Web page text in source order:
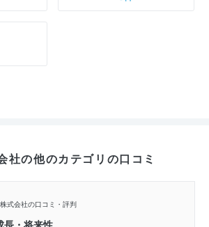
社の他のカテゴリの口コミ
式会社の口コミ・評判